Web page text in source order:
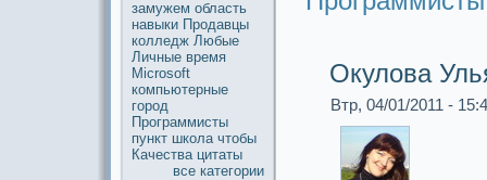
замужем область
навыки Продавцы
колледж Любые
Личные время
Microsoft
компьютерные
город
Прогpaммисты
пункт школа чтобы
Качества цитаты
все кaтегории
Окулова
Втр, 04/01/2011 -